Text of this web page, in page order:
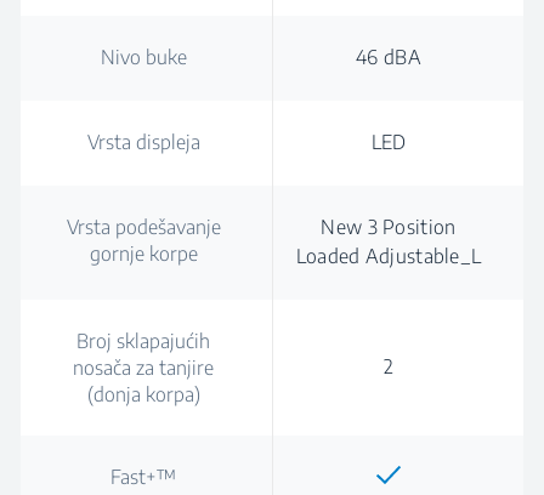
Nivo buke 46 dBA
Vrsta displeja LED
Vrsta podešavanje
gornje korpe
New 3 Position
Loaded Adjustable_L
Broj sklapajućih
nosača za tanjire
(donja korpa)
2
Fast+™